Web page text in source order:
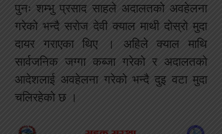
पुनः शम्भु प्रसाद साहले अदालतको अवहेलना
गरेको भन्दै सरोज देवी क्याल माथी दोस्रो मुदा
दायर गराएका थिए । अहिले क्याल माथि
सार्वजनिक जग्गा कब्जा गरेको र अदालतको
आदेशलाई अवहेलना गरेको भन्दै दुइ वटा मुदा
चलिरहेको छ ।